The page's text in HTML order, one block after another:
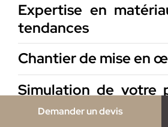
Demander un devis
Expertise en
tendances
Chantier de mise en
Simulation de votre
déco